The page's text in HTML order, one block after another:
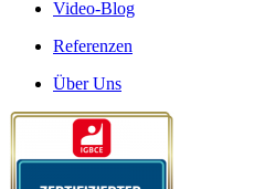
Video-Blog
Referenzen
Über Uns